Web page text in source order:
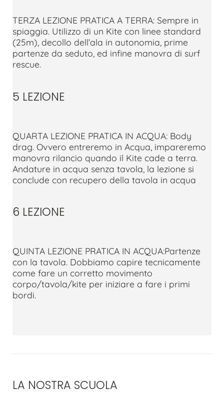
TERZA LEZIONE PRATICA A TERRA: Sempre in
spiaggia. Utilizzo di un Kite con linee standard
(25m), decollo dell’ala in autonomia, prime
partenze da seduto, ed infine manovra di surf
rescue.
5 LEZIONE
QUARTA LEZIONE PRATICA IN ACQUA: Body
drag. Ovvero entreremo in Acqua, impareremo
manovra rilancio quando il Kite cade a terra.
Andature in acqua senza tavola, la lezione si
conclude con recupero della tavola in acqua
6 LEZIONE
QUINTA LEZIONE PRATICA IN ACQUA:Partenze
con la tavola. Dobbiamo capire tecnicamente
come fare un corretto movimento
corpo/tavola/kite per iniziare a fare i primi
bordi.
LA NOSTRA SCUOLA